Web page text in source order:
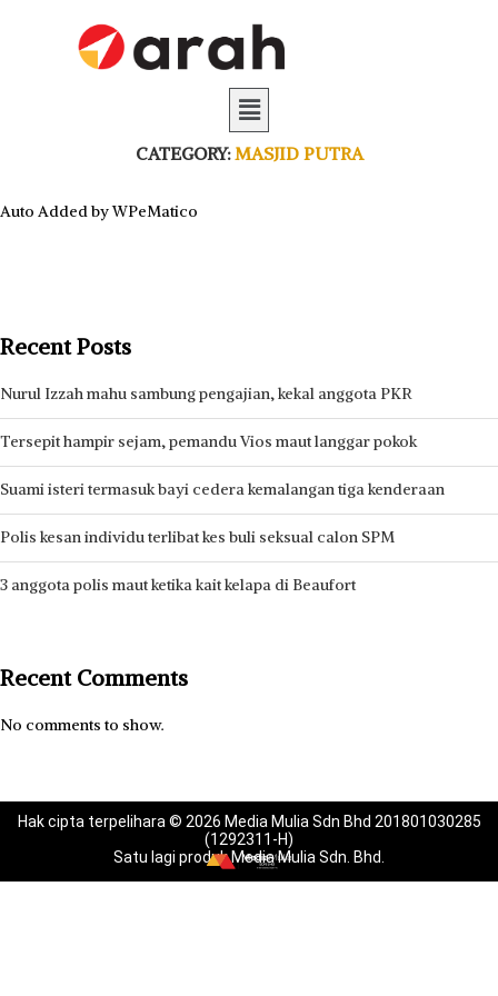
CATEGORY: MASJID PUTRA
Auto Added by WPeMatico
Recent Posts
Nurul Izzah mahu sambung pengajian, kekal anggota PKR
Tersepit hampir sejam, pemandu Vios maut langgar pokok
Suami isteri termasuk bayi cedera kemalangan tiga kenderaan
Polis kesan individu terlibat kes buli seksual calon SPM
3 anggota polis maut ketika kait kelapa di Beaufort
Recent Comments
No comments to show.
Hak cipta terpelihara © 2026 Media Mulia Sdn Bhd 201801030285
(1292311-H)
Satu lagi produk Media Mulia Sdn. Bhd.